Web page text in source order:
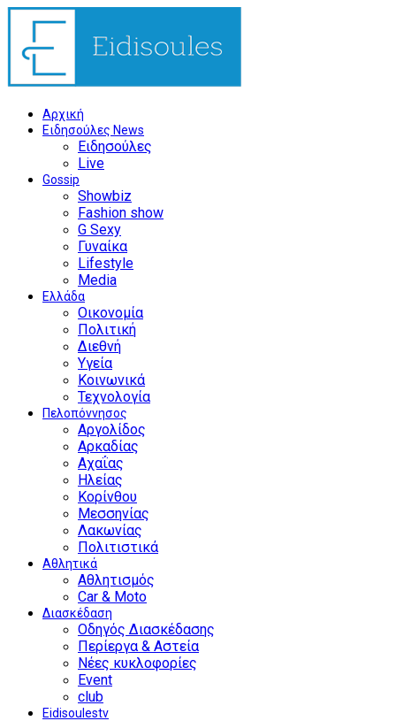
Αρχική
Ειδησούλες News
Ειδησούλες
Live
Gossip
Showbiz
Fashion show
G Sexy
Γυναίκα
Lifestyle
Media
Ελλάδα
Οικονομία
Πολιτική
Διεθνή
Υγεία
Κοινωνικά
Τεχνολογία
Πελοπόννησος
Αργολίδος
Αρκαδίας
Αχαΐας
Ηλείας
Κορίνθου
Μεσσηνίας
Λακωνίας
Πολιτιστικά
Αθλητικά
Αθλητισμός
Car & Moto
Διασκέδαση
Οδηγός Διασκέδασης
Περίεργα & Αστεία
Νέες κυκλοφορίες
Event
club
Eidisoulestv